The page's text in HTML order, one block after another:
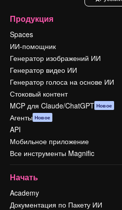
Продукция
Spaces
ИИ-помощник
Генератор изображений ИИ
Генератор видео ИИ
Генератор голоса на основе ИИ
Стоковый контент
MCP для Claude/ChatGPT Новое
Агенты Новое
API
Мобильное приложение
Все инструменты Magnific
Начать
Academy
Документация по Пакету ИИ